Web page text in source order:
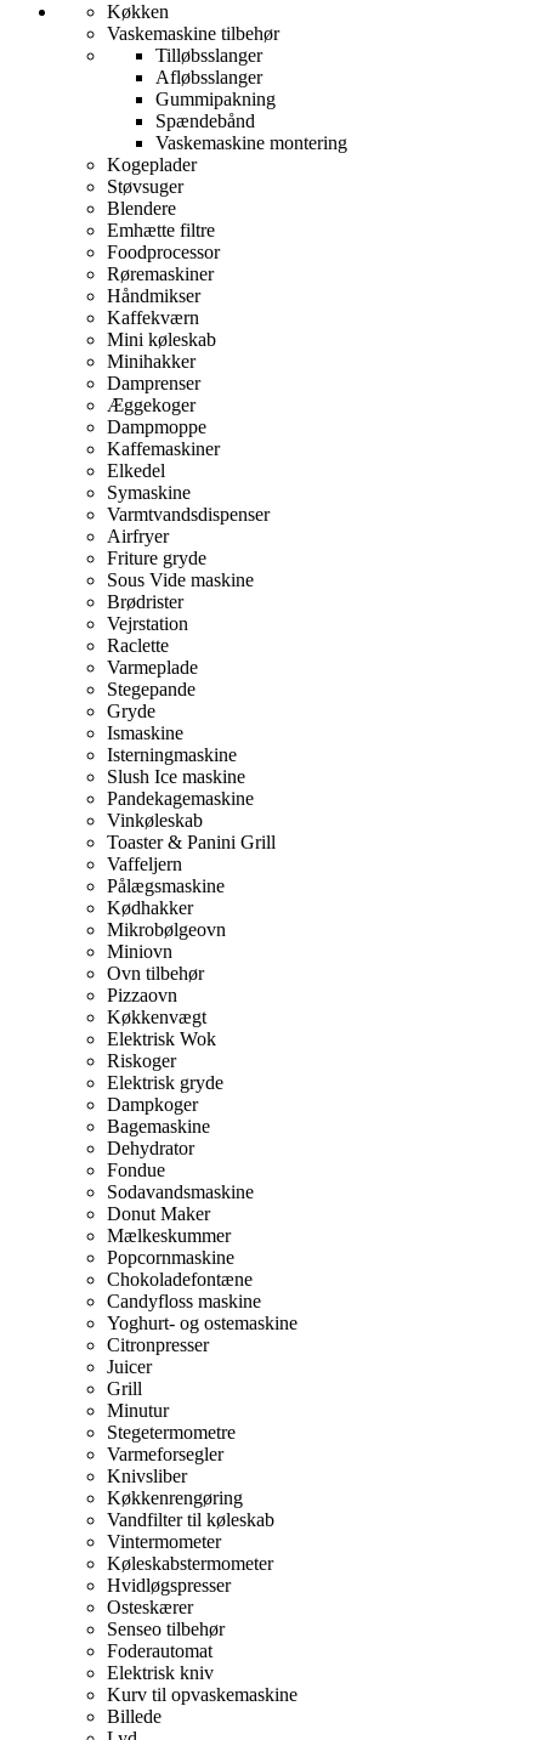
Køkken
Vaskemaskine tilbehør
Tilløbsslanger
Afløbsslanger
Gummipakning
Spændebånd
Vaskemaskine montering
Kogeplader
Støvsuger
Blendere
Emhætte filtre
Foodprocessor
Røremaskiner
Håndmikser
Kaffekværn
Mini køleskab
Minihakker
Damprenser
Æggekoger
Dampmoppe
Kaffemaskiner
Elkedel
Symaskine
Varmtvandsdispenser
Airfryer
Friture gryde
Sous Vide maskine
Brødrister
Vejrstation
Raclette
Varmeplade
Stegepande
Gryde
Ismaskine
Isterningmaskine
Slush Ice maskine
Pandekagemaskine
Vinkøleskab
Toaster & Panini Grill
Vaffeljern
Pålægsmaskine
Kødhakker
Mikrobølgeovn
Miniovn
Ovn tilbehør
Pizzaovn
Køkkenvægt
Elektrisk Wok
Riskoger
Elektrisk gryde
Dampkoger
Bagemaskine
Dehydrator
Fondue
Sodavandsmaskine
Donut Maker
Mælkeskummer
Popcornmaskine
Chokoladefontæne
Candyfloss maskine
Yoghurt- og ostemaskine
Citronpresser
Juicer
Grill
Minutur
Stegetermometre
Varmeforsegler
Knivsliber
Køkkenrengøring
Vandfilter til køleskab
Vintermometer
Køleskabstermometer
Hvidløgspresser
Osteskærer
Senseo tilbehør
Foderautomat
Elektrisk kniv
Kurv til opvaskemaskine
Billede